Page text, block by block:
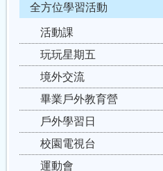
全方位學習活動
活動課
玩玩星期五
境外交流
畢業戶外教育營
戶外學習日
校園電視台
運動會